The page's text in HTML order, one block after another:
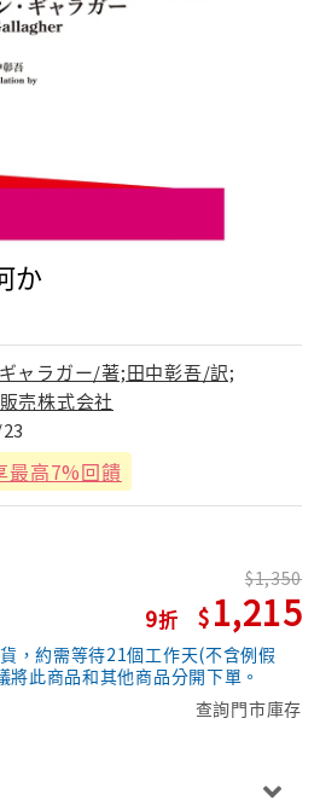
か
ャラガー/著;田中彰吾/訳;
売株式会社
最高7%回饋
9
1,350
1,215
，約需等待21個工作天(不含例假
將此商品和其他商品分開下單。
查詢門市庫存